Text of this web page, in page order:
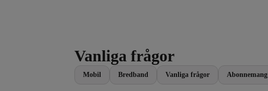
Vanliga frågor
Mobil Bredband Vanliga frågor Abonnemang